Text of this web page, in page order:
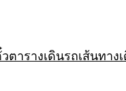
ตารางเดินรถเส้นทาง